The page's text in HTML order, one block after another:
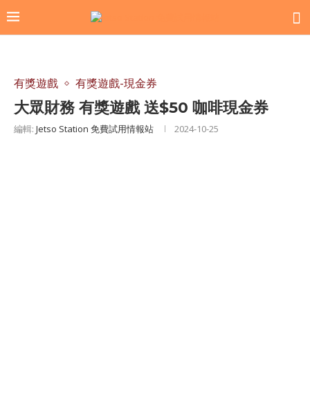
有獎遊戲 有獎遊戲-現金券
大眾財務 有獎遊戲 送$50 咖啡現金券
編輯: Jetso Station 免費試用情報站 2024-10-25